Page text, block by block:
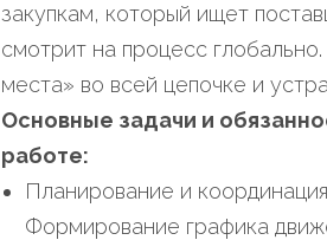
закупкам, который ищет
смотрит на процесс
места» во всей цепочке и
Основные задачи и
работе:
Планирование и
Формирование графика